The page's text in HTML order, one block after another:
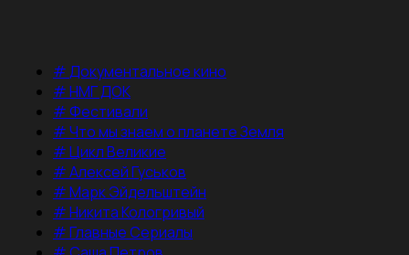
#Документальное кино
#НМГ ДОК
#Фестивали
#Что мы знаем о планете Земля
#Цикл Великие
#Алексей Гуськов
#Марк Эйдельштейн
#Никита Кологривый
#Главные Сериалы